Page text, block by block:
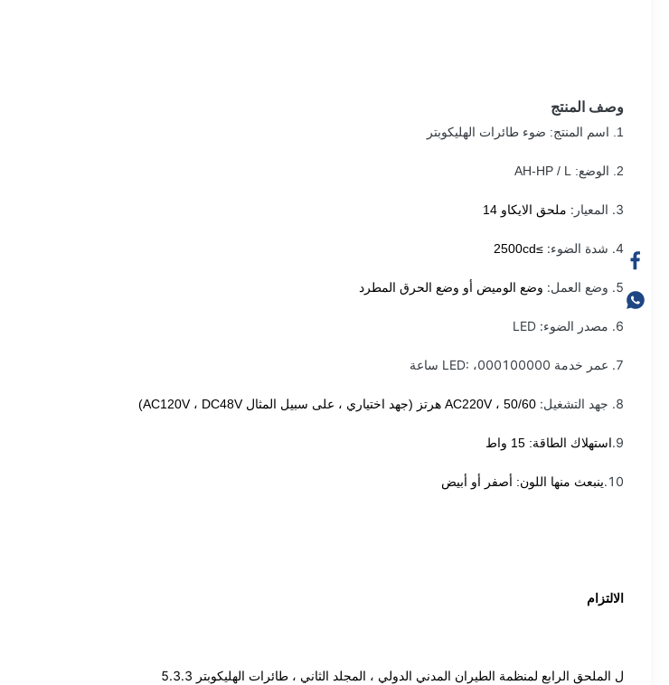
وصف المنتج
1. اسم المنتج: ضوء طائرات الهليكوبتر
2. الوضع: AH-HP / L
3. المعيار: ملحق الايكاو 14
4. شدة الضوء: ≥2500cd
5. وضع العمل: وضع الوميض أو وضع الحرق المطرد
6. مصدر الضوء: LED
7. عمر خدمة LED: ،000100000 ساعة
8. جهد التشغيل: AC220V ، 50/60 هرتز (جهد اختياري ، على سبيل المثال AC120V ، DC48V)
9. استهلاك الطاقة: 15 واط
10. ينبعث منها اللون: أصفر أو أبيض
الالتزام
ل الملحق الرابع لمنظمة الطيران المدني الدولي ، المجلد الثاني ، طائرات الهليكوبتر 5.3.3